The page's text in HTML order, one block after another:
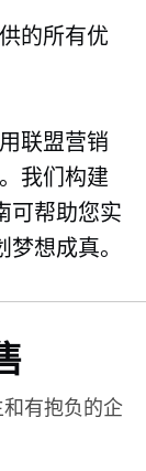
的所有优
联盟营销
我们构建
可帮助您实
梦想成真。
有抱负的企